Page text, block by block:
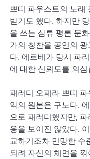
쁘띠 파우스트의 노래
받기도 했다. 하지만
을 쓰는 삼류 평론 문
가의 칭찬을 공연의
다. 에르베가 당시 파
에 대한 신뢰도를 의
패러디 오페라 쁘띠
악의 원본은 구노다.
으로 패러디했지만,
응을 보이진 않았다.
교하기조차 민망한 수
되려 자신의 체면을